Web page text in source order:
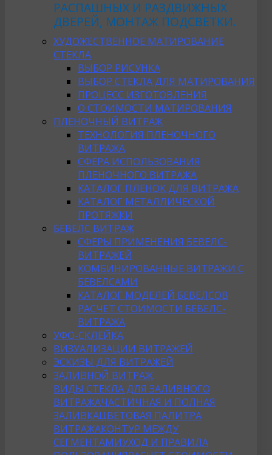
РАСПАШНЫХ И РАЗДВИЖНЫХ
ДВЕРЕЙ, МОНТАЖ ПОДСВЕТКИ.
ХУДОЖЕСТВЕННОЕ МАТИРОВАНИЕ
СТЕКЛА
ВЫБОР РИСУНКА
ВЫБОР СТЕКЛА ДЛЯ МАТИРОВАНИЯ
ПРОЦЕСС ИЗГОТОВЛЕНИЯ
О СТОИМОСТИ МАТИРОВАНИЯ
ПЛЕНОЧНЫЙ ВИТРАЖ
ТЕХНОЛОГИЯ ПЛЕНОЧНОГО
ВИТРАЖА
СФЕРА ИСПОЛЬЗОВАНИЯ
ПЛЕНОЧНОГО ВИТРАЖА
КАТАЛОГ ПЛЕНОК ДЛЯ ВИТРАЖА
КАТАЛОГ МЕТАЛЛИЧЕСКОЙ
ПРОТЯЖКИ
БЕВЕЛС ВИТРАЖ
СФЕРЫ ПРИМЕНЕНИЯ БЕВЕЛС-
ВИТРАЖЕЙ
КОМБИНИРОВАННЫЕ ВИТРАЖИ С
БЕВЕЛСАМИ
КАТАЛОГ МОДЕЛЕЙ БЕВЕЛСОВ
РАСЧЕТ СТОИМОСТИ БЕВЕЛС-
ВИТРАЖА
УФО-СКЛЕЙКА
ВИЗУАЛИЗАЦИИ ВИТРАЖЕЙ
ЭСКИЗЫ ДЛЯ ВИТРАЖЕЙ
ЗАЛИВНОЙ ВИТРАЖ
ВИДЫ СТЕКЛА ДЛЯ ЗАЛИВНОГО
ВИТРАЖАЧАСТИЧНАЯ И ПОЛНАЯ
ЗАЛИВКАЦВЕТОВАЯ ПАЛИТРА
ВИТРАЖАКОНТУР МЕЖДУ
СЕГМЕНТАМИУХОД И ПРАВИЛА